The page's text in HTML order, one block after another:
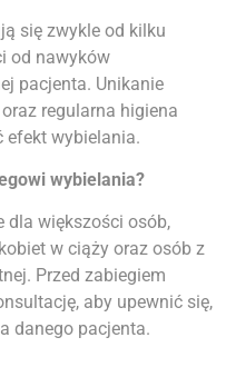
się zwykle od kilku
od nawyków
pacjenta. Unikanie
regularna higiena
efekt wybielania.
wybielania?
dla większości osób,
w ciąży oraz osób z
Przed zabiegiem
aby upewnić się,
danego pacjenta.